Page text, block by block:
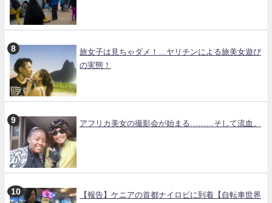
旅女子は見ちゃダメ！…ヤリチンによる旅美女遊び
の実態！
アフリカ美女の撮影会が始まる………そして流血。
【報告】ケニアの首都ナイロビに到着【自転車世界